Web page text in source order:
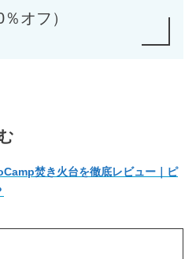
％オフ）
焚き火台を徹底レビュー｜ピ